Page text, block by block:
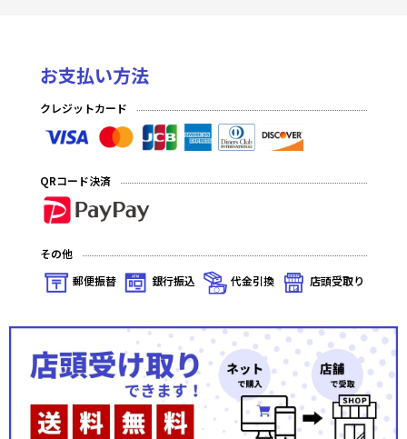
夢幻の海(ノーマル)
発見の旅路(プレミアム)
深淵のガンスリンガー(プレミアム)
星の涙(プレミアム)
秘められた伝説(プレミアム)
秘められた伝説(ノーマル)
秘められた試練(プレミアム)
お支払い方法
クレジットカード
QRコード決済
その他
郵便振替
銀行振込 代金引換 店頭受取り